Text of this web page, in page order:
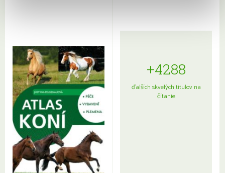
+4288
ďalších skvelých titulov na
čítanie